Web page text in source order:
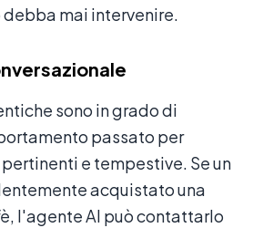
mai intervenire.
sono in grado di
passato per
e tempestive. Se un
acquistato una
l'agente AI può contattarlo